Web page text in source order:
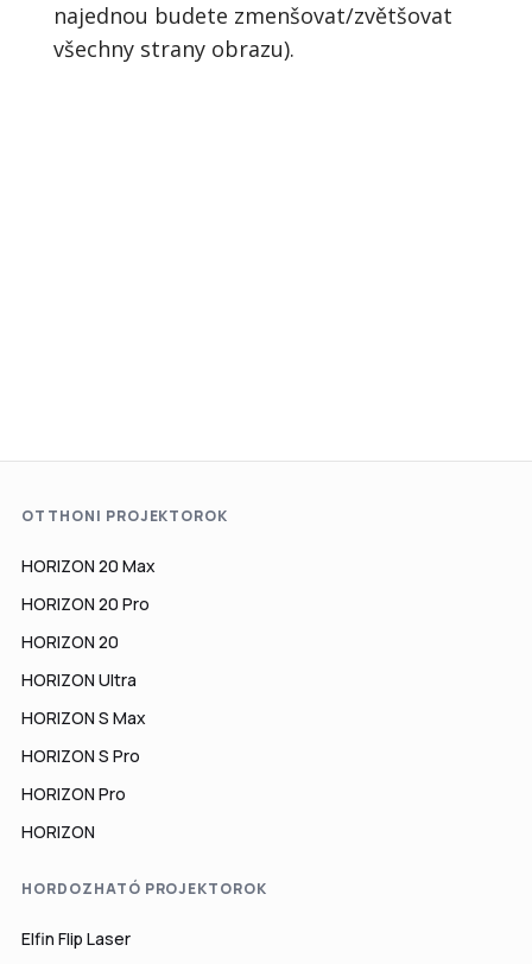
najednou budete zmenšovat/zvětšovat
všechny strany obrazu).
OTTHONI PROJEKTOROK
HORIZON 20 Max
HORIZON 20 Pro
HORIZON 20
HORIZON Ultra
HORIZON S Max
HORIZON S Pro
HORIZON Pro
HORIZON
HORDOZHATÓ PROJEKTOROK
Elfin Flip Laser